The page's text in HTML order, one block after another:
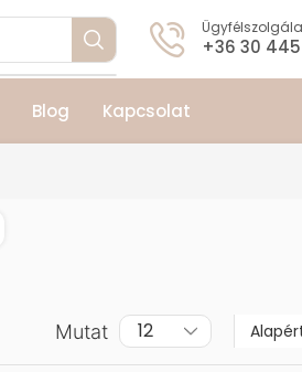
+36 30
Blog Kapcsolat
Mutat